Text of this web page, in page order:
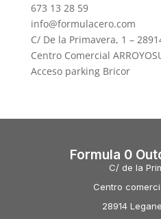
673 13 28 59
info@formulacero.com
C/ De la Primavera, 1 –
Centro Comercial
Acceso parking Bricor
Formula 0
C/ de la
Centro
28914